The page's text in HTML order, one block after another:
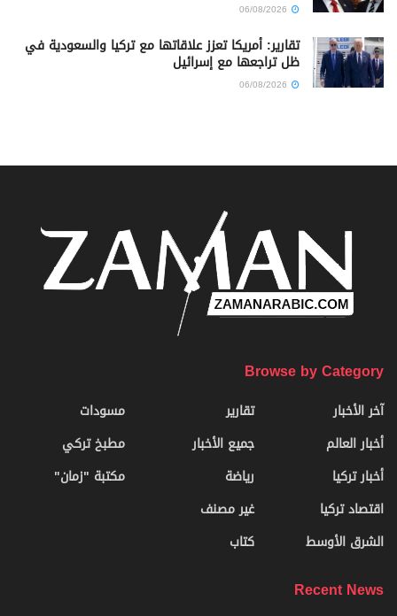
تقارير: أمريكا تعزز علاقاتها مع تركيا والسعودية في
ظل تراجعها مع إسرائيل
Browse by Category
آخر الأخبار
أخبار العالم
أخبار تركيا
اقتصاد تركيا
الشرق الأوسط
تقارير
جميع الأخبار
رياضة
غير مصنف
كتاب
مسودات
مطبخ تركي
مكتبة "زمان"
Recent News